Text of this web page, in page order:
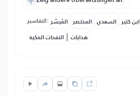
التفاسير: المُيسَّر المختصر السعدي ابن كثير
النفحات المكية | هدايات